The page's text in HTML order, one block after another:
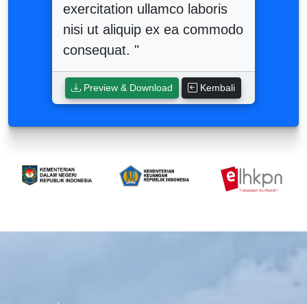
exercitation ullamco laboris
nisi ut aliquip ex ea commodo
consequat. "
Preview & Download Kembali